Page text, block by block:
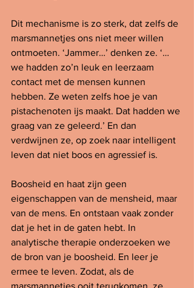
Dit mechanisme is zo sterk, dat zelfs de
marsmannetjes ons niet meer willen
ontmoeten. ‘Jammer…’ denken ze. ‘…
we hadden zo’n leuk en leerzaam
contact met de mensen kunnen
hebben. Ze weten zelfs hoe je van
pistachenoten ijs maakt. Dat hadden we
graag van ze geleerd.’ En dan
verdwijnen ze, op zoek naar intelligent
leven dat niet boos en agressief is.
Boosheid en haat zijn geen
eigenschappen van de mensheid, maar
van de mens. En ontstaan vaak zonder
dat je het in de gaten hebt. In
analytische therapie onderzoeken we
de bron van je boosheid. En leer je
ermee te leven. Zodat, als de
marsmannetjes ooit terugkomen, ze